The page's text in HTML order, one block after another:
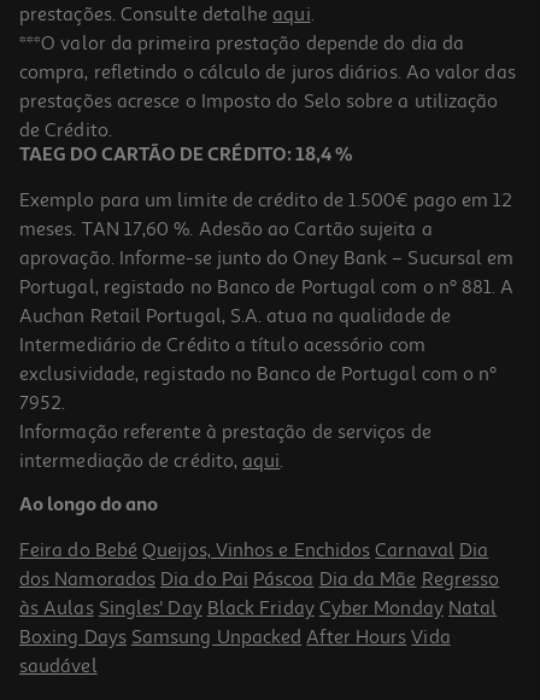
5.0
Ração Natural Cão Barkyn Low Grain Frango 12kg
3.12 €/Kg
Price reduced from
49,99 €to
37,49 €
Promoção
Ração Para Cão Natural Barkyn Low Grain Mini Salmão 3kg
7.63 €/Kg
22,89 €
prestações. Consulte detalhe aqui.
***O valor da primeira prestação depende do dia da
compra, refletindo o cálculo de juros diários. Ao valor das
prestações acresce o Imposto do Selo sobre a utilização
de Crédito.
TAEG DO CARTÃO DE CRÉDITO: 18,4 %
Exemplo para um limite de crédito de 1.500€ pago em 12
meses. TAN 17,60 %. Adesão ao Cartão sujeita a
aprovação. Informe-se junto do Oney Bank – Sucursal em
Portugal, registado no Banco de Portugal com o nº 881. A
Auchan Retail Portugal, S.A. atua na qualidade de
Intermediário de Crédito a título acessório com
exclusividade, registado no Banco de Portugal com o nº
7952.
Informação referente à prestação de serviços de
intermediação de crédito, aqui.
Ao longo do ano
Feira do Bebé Queijos, Vinhos e Enchidos Carnaval Dia
dos Namorados Dia do Pai Páscoa Dia da Mãe Regresso
às Aulas Singles' Day Black Friday Cyber Monday Natal
Boxing Days Samsung Unpacked After Hours Vida
saudável